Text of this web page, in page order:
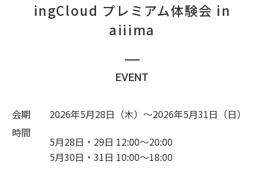
ingCloud プレミアム体験会 in
aiiima
EVENT
会期
2026年5月28日（木）〜2026年5月31日（日）
時間
5月28日・29日 12:00〜20:00
5月30日・31日 10:00〜18:00